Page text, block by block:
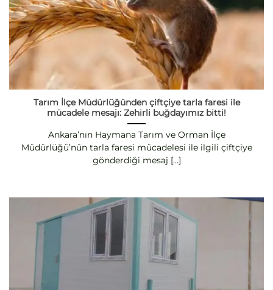
Tarım İlçe Müdürlüğünden çiftçiye tarla faresi ile
mücadele mesajı: Zehirli buğdayımız bitti!
Ankara’nın Haymana Tarım ve Orman İlçe
Müdürlüğü’nün tarla faresi mücadelesi ile ilgili çiftçiye
gönderdiği mesaj [...]